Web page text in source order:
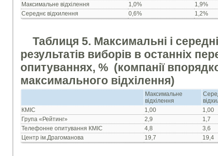
Максимальне відхілення
1,0%
1,9%
Середнє відхилення
0,6% 1,2%
Таблиця 5. Максимальні і
результатів виборів в останніх
опитуваннях, % (компанії
максимального відхілення)
Максимальне
відхілення
КМІС
1,00
1,00
Група «Рейтинг»
2,9
1,7
Телефонне опитування КМІС
4,8
3,6
Центр ім.Драгоманова
19,7 19,4